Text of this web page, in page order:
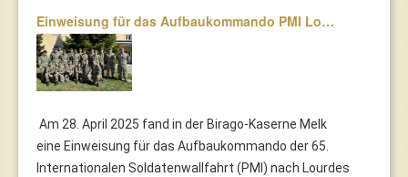
Einweisung für das Aufbaukommando PMI Lo…
Am 28. April 2025 fand in der Birago-Kaserne Melk
eine Einweisung für das Aufbaukommando der 65.
Internationalen Soldatenwallfahrt (PMI) nach Lourdes